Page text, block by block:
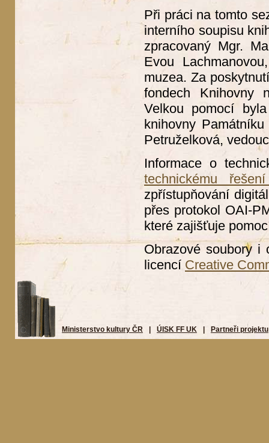
Při práci na tomto
interního soupisu
zpracovaný Mgr.
Evou
muzea. Za
fondech Knihovny
Velkou pomocí
knihovny
Petruželková,
Informace o
technickému
zpřístupňování
přes protokol OAI-
které zajišťuje
Obrazové soubory i
licencí Creative
Ministerstvo kultury ČR ÚISK FF UK Partneři projektu